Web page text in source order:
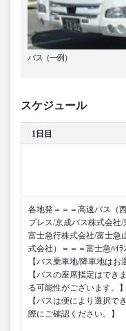
バス（一例）
スケジュール
1日目
各地発＝＝＝高速バス（
プレス/京成バス株式会社
富士急行株式会社/富士急
式会社）＝＝＝富士急ﾊｲﾗ
【バス乗車地/降車地はお
【バスの座席指定はでき
る可能性がございます。】
【バスは便により選択で
際にご確認ください。】